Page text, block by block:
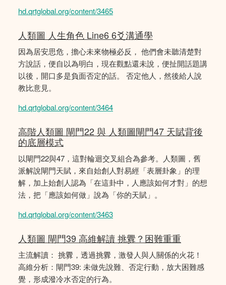
hd.qrtglobal.org/content/3465
人類圖 人生角色 Line6 6爻溝通學
因為居安思危，擔心未來物極必反， 他們會未聽清楚對
方說話，便自以為明白，現在觀點還未說，便扯開話題講
以後，開口多是負面否定的話。 否定他人，然後給人說
教比意見。
hd.qrtglobal.org/content/3464
高階人類圖 閘門22 與 人類圖閘門47 天賦背後
的底層模式
以閘門22與47，這對輪迴交叉組合為參考。人類圖，舊
派解說閘門天賦，來自始創人對易經「表層卦象」的理
解，加上始創人認為「在這卦中，人應該如何才對」的想
法，把「應該如何做」說為「你的天賦」。
hd.qrtglobal.org/content/3463
人類圖 閘門39 高維解讀 挑釁？困難重重
主流解讀： 挑釁，透過挑釁，激發人與人關係的火花！
高維分析：閘門39: 未做先說難、否定行動，放大困難感
覺，形成潑冷水否定的行為。